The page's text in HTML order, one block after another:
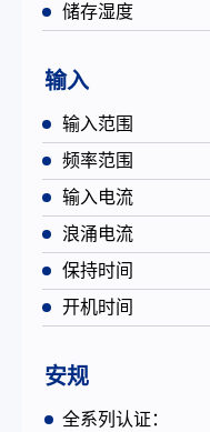
储存湿度
输入
输入范围
频率范围
输入电流
浪涌电流
保持时间
开机时间
安规
全系列认证：